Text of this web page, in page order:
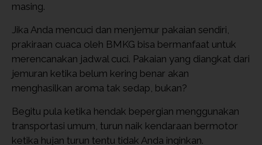
masing.
Jika Anda mencuci dan menjemur pakaian sendiri,
prakiraan cuaca oleh BMKG bisa bermanfaat untuk
merencanakan jadwal cuci. Pakaian yang diangkat dari
jemuran ketika belum kering benar akan
menghasilkan aroma tak sedap, bukan?
Begitu pula ketika hendak bepergian menggunakan
transportasi umum, turun naik kendaraan bermotor
ketika hujan turun tentu tidak Anda inginkan.